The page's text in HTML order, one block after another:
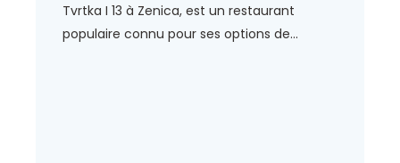
Tvrtka I 13 à Zenica, est un restaurant
populaire connu pour ses options de...